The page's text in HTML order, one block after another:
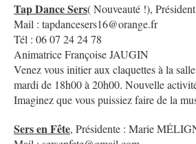
Tap Dance Sers( Nouveauté !),
Mail : tapdancesers16@orange.fr
Tél : 06 07 24 24 78
Animatrice Françoise JAUGIN
Venez vous initier aux claquettes à la
mardi de 18h00 à 20h00. Nouvelle
Imaginez que vous puissiez faire de la
Sers en Fête, Présidente : Marie